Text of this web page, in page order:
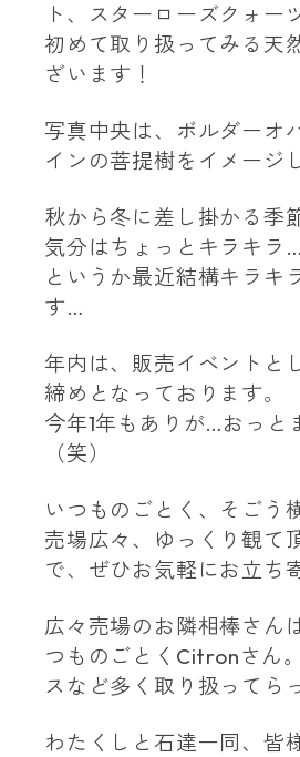
ト、スターローズクォー
初めて取り扱ってみる天
ざいます！
写真中央は、ボルダーオ
インの菩提樹をイメージ
秋から冬に差し掛かる季
気分はちょっとキラキラ …
というか最近結構キラキ
す…
年内は、販売イベントと
締めとなっております。
今年1年もありが…おっと
（笑）
いつものごとく、そごう
売場広々、ゆっくり観て
で、ぜひお気軽にお立ち
広々売場のお隣相棒さん
つものごとく Citronさん
スなど多く取り扱ってら
わたくしと石達一同、皆